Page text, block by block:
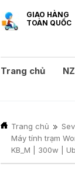
GIAO HÀNG
TOÀN QUỐC
Trang chủ
Trang chủ
Máy tính trạm
KB_M | 300w |